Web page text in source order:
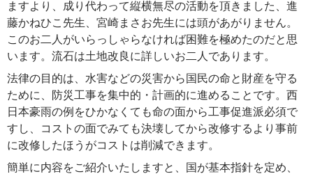
ますより、成り代わって縦横無尽の活動を頂きました、進
藤かねひこ先生、宮崎まさお先生には頭があがりません。
このお二人がいらっしゃらなければ困難を極めたのだと思
います。流石は土地改良に詳しいお二人であります。
法律の目的は、水害などの災害から国民の命と財産を守る
ために、防災工事を集中的・計画的に進めることです。西
日本豪雨の例をひかなくても命の面から工事促進派必須で
すし、コストの面でみても決壊してから改修するより事前
に改修したほうがコストは削減できます。
簡単に内容をご紹介いたしますと、国が基本指針を定め、